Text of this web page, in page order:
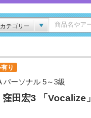
テゴリー
り
パーソナル 5～3級
田宏3 「Vocalize」